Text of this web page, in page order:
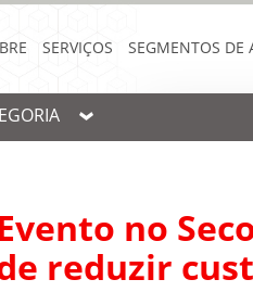
SERVIÇOS SEGMENTOS DE
no
reduzir